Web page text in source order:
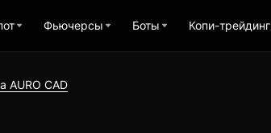
Фьючерсы Боты Копи-трейдинг
AURO CAD